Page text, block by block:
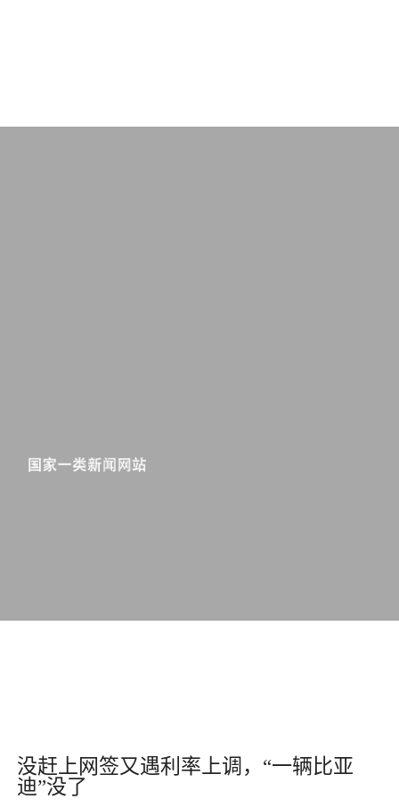
没赶上网签又遇利率上调，“一辆比亚
迪”没了